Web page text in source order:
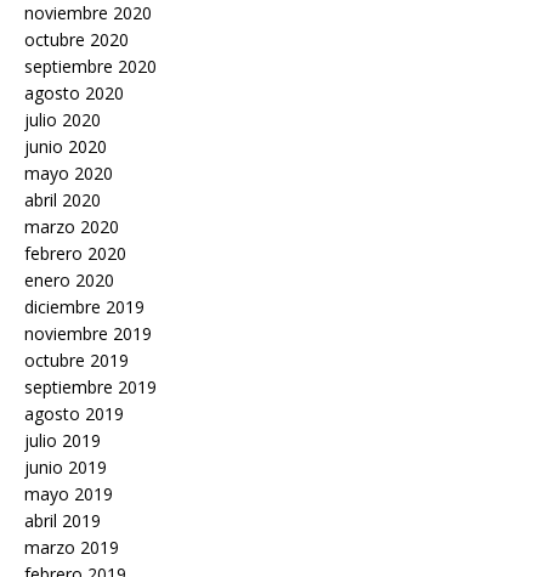
noviembre 2020
octubre 2020
septiembre 2020
agosto 2020
julio 2020
junio 2020
mayo 2020
abril 2020
marzo 2020
febrero 2020
enero 2020
diciembre 2019
noviembre 2019
octubre 2019
septiembre 2019
agosto 2019
julio 2019
junio 2019
mayo 2019
abril 2019
marzo 2019